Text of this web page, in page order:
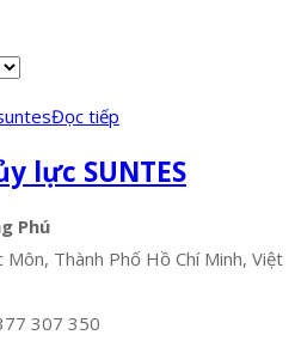
Đọc tiếp
lực SUNTES
Phú
Thành Phố Hồ Chí Minh, Việt
307 350